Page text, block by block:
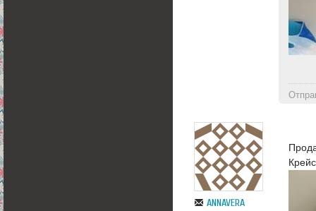
ANNAVERA